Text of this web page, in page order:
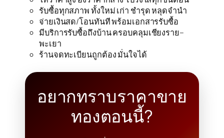
รับซื้อทุกสภาพ ทั้งใหม่ เก่า ชำรุด หลุดจำนำ
จ่ายเงินสด/โอนทันที พร้อมเอกสารรับซื้อ
มีบริการรับซื้อถึงบ้าน ครอบคลุมเชียงราย–
พะเยา
ร้านจดทะเบียนถูกต้อง มั่นใจได้
อยากทราบราคาขาย
ทองตอนนี้?